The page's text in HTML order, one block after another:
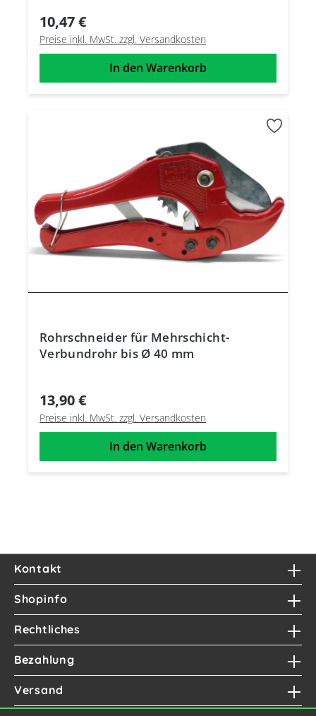
10,47 €
Preise inkl. MwSt. zzgl. Versandkosten
In den Warenkorb
Rohrschneider für Mehrschicht-
Verbundrohr bis Ø 40 mm
13,90 €
Preise inkl. MwSt. zzgl. Versandkosten
In den Warenkorb
Kontakt
Shopinfo
Rechtliches
Bezahlung
Versand